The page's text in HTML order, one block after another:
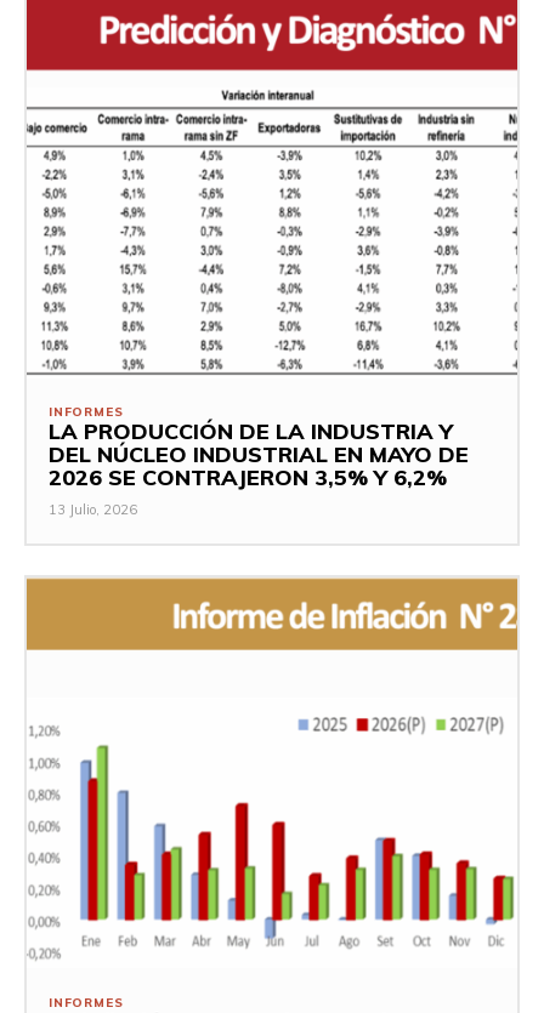
INFORMES
LA PRODUCCIÓN DE LA INDUSTRIA Y
DEL NÚCLEO INDUSTRIAL EN MAYO DE
2026 SE CONTRAJERON 3,5% Y 6,2%
13 Julio, 2026
INFORMES